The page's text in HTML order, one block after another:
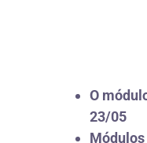
O
23/05